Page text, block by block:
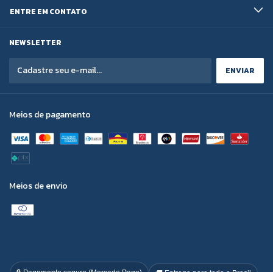
ENTRE EM CONTATO
NEWSLETTER
Meios de pagamento
Meios de envio